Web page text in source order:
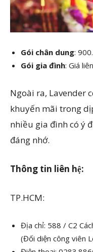
Gói chân dung:
Gói gia đình: Giá
Ngoài ra, Lavender
khuyến mãi trong
nhiều gia đình có ý
đáng nhớ.
Thông tin liên hệ:
TP.HCM:
Địa chỉ: 588 / C2
(Đối diện công viên